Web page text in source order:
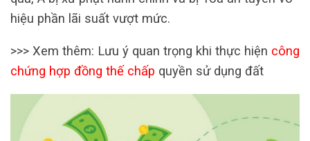
hiệu phần lãi suất vượt mức.
>>> Xem thêm: Lưu ý quan trọng khi thực hiện công
chứng hợp đồng thế chấp quyền sử dụng đất